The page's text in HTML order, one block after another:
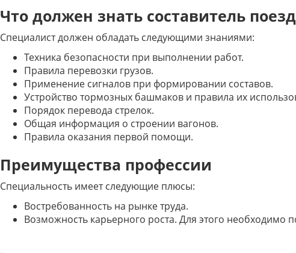
Что должен знать составитель
Специалист должен обладать следующими знаниями:
Техника безопасности при выполнении работ.
Правила перевозки грузов.
Применение сигналов при формировании составов.
Устройство тормозных башмаков и правила их
Порядок перевода стрелок.
Общая информация о строении вагонов.
Правила оказания первой помощи.
Преимущества профессии
Специальность имеет следующие плюсы:
Востребованность на рынке труда.
Возможность карьерного роста. Для этого